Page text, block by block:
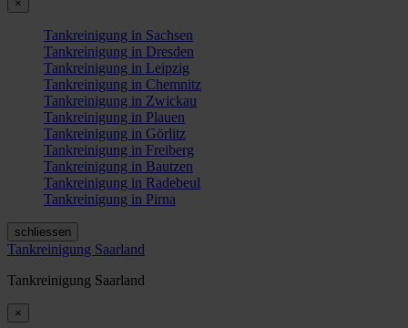
×
Tankreinigung in Sachsen
Tankreinigung in Dresden
Tankreinigung in Leipzig
Tankreinigung in Chemnitz
Tankreinigung in Zwickau
Tankreinigung in Plauen
Tankreinigung in Görlitz
Tankreinigung in Freiberg
Tankreinigung in Bautzen
Tankreinigung in Radebeul
Tankreinigung in Pirna
schliessen
Tankreinigung Saarland
Tankreinigung Saarland
×